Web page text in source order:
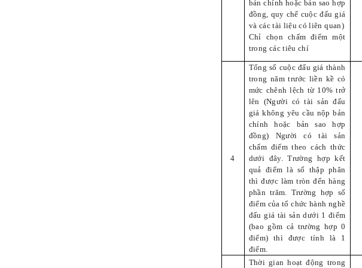
bản chính hoặc bản sao hợp
đồng, quy chế cuộc đấu giá
và các tài liệu có liên quan)
Chỉ chọn chấm điểm một
trong các tiêu chí
4
Tổng số cuộc đấu giá thành
trong năm trước liền kề có
mức chênh lệch từ 10% trở
lên (Người có tài sản đấu
giá không yêu cầu nộp bản
chính hoặc bản sao hợp
đồng) Người có tài sản
chấm điểm theo cách thức
dưới đây. Trường hợp kết
quả điểm là số thập phân
thì được làm tròn đến hàng
phần trăm. Trường hợp số
điểm của tổ chức hành nghề
đấu giá tài sản dưới 1 điểm
(bao gồm cả trường hợp 0
điểm) thì được tính là 1
điểm.
Thời gian hoạt động trong